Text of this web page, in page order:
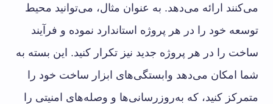
می‌کنند ارائه می‌دهد. به عنوان مثال، می‌توانید محیط
توسعه خود را در هر پروژه استاندارد نموده و فرآیند
ساخت را در هر پروژه جدید نیز تکرار کنید. این بسته به
شما امکان می‌دهد وابستگی‌های ابزار ساخت خود را
متمرکز کنید، که به‌روزرسانی‌ها و وصله‌های امنیتی را